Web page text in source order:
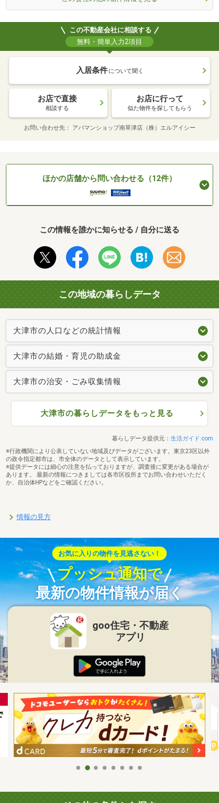
この不動産会社に相談する
無料・簡単入力2項目
入居条件 について聞く
お店で直接
相談する
お店に行って
似た物件を探してもらう
お問い合わせ先 アパマンショップ南草津店（株）エルアイシー
ほかの店舗から問い合わせる（12件）
この情報を誰かに知らせる / 自分に送る
この地域の暮らしデータ
大津市の人口などの統計情報
大津市の結婚・育児の助成金
大津市の治安・ごみ収集情報
大津市の暮らしデータをもっと見る
暮らしデータ提供元： 生活ガイド.com
※行政機関により公表していない地域及びデータがございます。東京23区以外
の政令指定都市は、市全体のデータとして表示しています。
※提供データには細心の注意を払っておりますが、調査後に変更がある場合が
あります。 最新の情報につきましては各市区役所までお問い合わせいただく
か、自治体HPなどをご確認ください。
情報の見方
お気に入りの物件を見逃さない！
プッシュ通知で
最新の物件情報が届く
goo住宅・不動産
アプリ